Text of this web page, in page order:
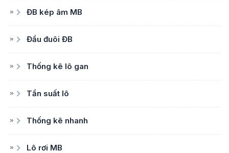
ĐB kép âm MB
Đầu đuôi ĐB
Thống kê lô gan
Tần suất lô
Thống kê nhanh
Lô rơi MB